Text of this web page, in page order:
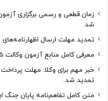
شد
تمدید مهلت ارسال اظهارنامه‌های
معرفی کامل منابع آزمون وکالت 1405 کانون‌های وکلای دادگستری
تمدید شد.
متن کامل تفاهم‌نامه پایان جنگ